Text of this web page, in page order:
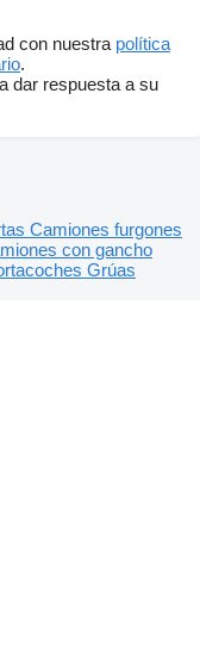
con nuestra política
.
dar respuesta a su
Camiones furgones
con gancho
Grúas